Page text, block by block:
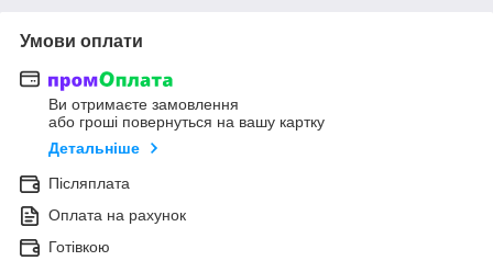
Умови оплати
Ви отримаєте замовлення
або гроші повернуться на вашу картку
Детальніше
Післяплата
Оплата на рахунок
Готівкою